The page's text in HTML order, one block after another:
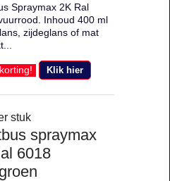
Spraymax 2K Ral
Inhoud 400 ml
zijdeglans of mat
Klik hier
stuk
spraymax
6018